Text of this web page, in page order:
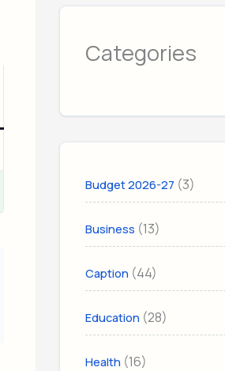
Categories
Budget 2026-27 (3)
Business (13)
Caption (44)
Education (28)
Health (16)